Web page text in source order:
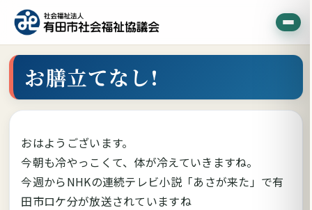
お膳立てなし!
おはようございます。
今朝も冷やっこくて、体が冷えていきますね。
今週からNHKの連続テレビ小説「あさが来た」で有
田市ロケ分が放送されていますね